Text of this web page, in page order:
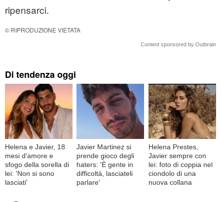
ripensarci.
© RIPRODUZIONE VIETATA
Content sponsored by Outbrain
Di tendenza oggi
Helena e Javier, 18
mesi d'amore e
sfogo della sorella di
lei: 'Non si sono
lasciati'
Javier Martinez si
prende gioco degli
haters: 'È gente in
difficoltà, lasciateli
parlare'
Helena Prestes,
Javier sempre con
lei: foto di coppia nel
ciondolo di una
nuova collana